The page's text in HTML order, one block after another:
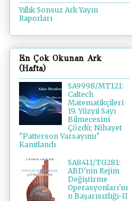
Yıllık Sonsuz Ark Yayın
Raporları
En Çok Okunan Ark
(Hafta)
SA9998/MT121:
Caltech
Matematikçileri
19. Yüzyıl Sayı
Bilmecesini
Çözdü; Nihayet
"Patterson Varsayımı"
Kanıtlandı
SA8411/TG281:
ABD'nin Rejim
Değiştirme
Operasyonları'nı
n Başarısızlığı-II